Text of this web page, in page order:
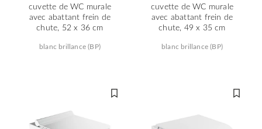
cuvette de WC murale
avec abattant frein de
chute, 52 x 36 cm
blanc brillance (BP)
cuvette de WC murale
avec abattant frein de
chute, 49 x 35 cm
blanc brillance (BP)